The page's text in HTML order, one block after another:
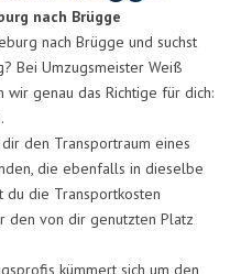
nach Brügge
nach Brügge und suchst
Bei Umzugsmeister Weiß
genau das Richtige für dich:
den Transportraum eines
die ebenfalls in dieselbe
du die Transportkosten
den von dir genutzten Platz
kümmert sich um den